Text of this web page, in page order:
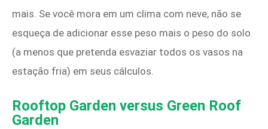
mais. Se você mora em um clima com neve, não se
esqueça de adicionar esse peso mais o peso do solo
(a menos que pretenda esvaziar todos os vasos na
estação fria) em seus cálculos.
Rooftop Garden versus Green Roof
Garden